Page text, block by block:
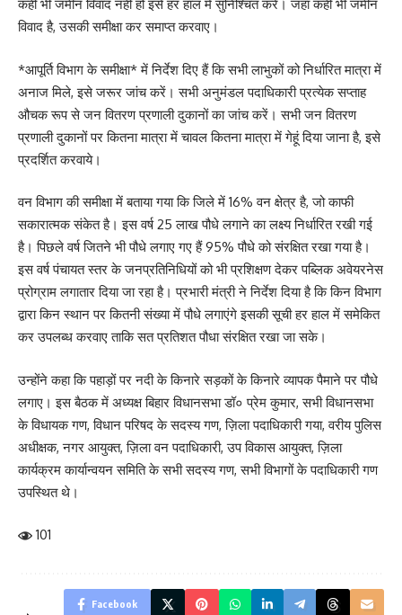
कहीं भी जमीन विवाद नहीं हो इसे हर हाल में सुनिश्चित करें। जहां कहीं भी जमीन
विवाद है, उसकी समीक्षा कर समाप्त करवाए।
*आपूर्ति विभाग के समीक्षा* में निर्देश दिए हैं कि सभी लाभुकों को निर्धारित मात्रा में
अनाज मिले, इसे जरूर जांच करें। सभी अनुमंडल पदाधिकारी प्रत्येक सप्ताह
औचक रूप से जन वितरण प्रणाली दुकानों का जांच करें। सभी जन वितरण
प्रणाली दुकानों पर कितना मात्रा में चावल कितना मात्रा में गेहूं दिया जाना है, इसे
प्रदर्शित करवाये।
वन विभाग की समीक्षा में बताया गया कि जिले में 16% वन क्षेत्र है, जो काफी
सकारात्मक संकेत है। इस वर्ष 25 लाख पौधे लगाने का लक्ष्य निर्धारित रखी गई
है। पिछले वर्ष जितने भी पौधे लगाए गए हैं 95% पौधे को संरक्षित रखा गया है।
इस वर्ष पंचायत स्तर के जनप्रतिनिधियों को भी प्रशिक्षण देकर पब्लिक अवेयरनेस
प्रोग्राम लगातार दिया जा रहा है। प्रभारी मंत्री ने निर्देश दिया है कि किन विभाग
द्वारा किन स्थान पर कितनी संख्या में पौधे लगाएंगे इसकी सूची हर हाल में समेकित
कर उपलब्ध करवाए ताकि सत प्रतिशत पौधा संरक्षित रखा जा सके।
उन्होंने कहा कि पहाड़ों पर नदी के किनारे सड़कों के किनारे व्यापक पैमाने पर पौधे
लगाए। इस बैठक में अध्यक्ष बिहार विधानसभा डॉ० प्रेम कुमार, सभी विधानसभा
के विधायक गण, विधान परिषद के सदस्य गण, ज़िला पदाधिकारी गया, वरीय पुलिस
अधीक्षक, नगर आयुक्त, ज़िला वन पदाधिकारी, उप विकास आयुक्त, ज़िला
कार्यक्रम कार्यान्वयन समिति के सभी सदस्य गण, सभी विभागों के पदाधिकारी गण
उपस्थित थे।
101
Facebook